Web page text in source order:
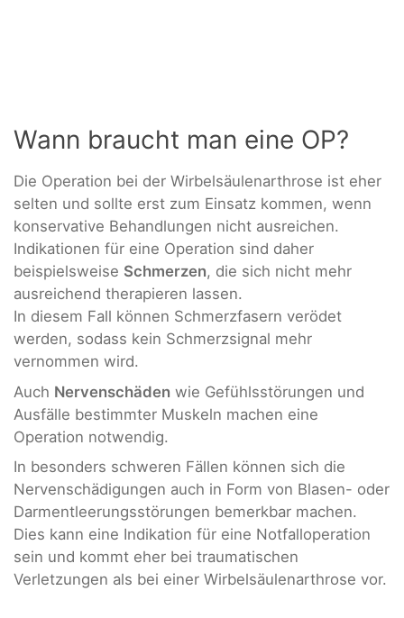
Wann braucht man eine OP?
Die Operation bei der Wirbelsäulenarthrose ist eher
selten und sollte erst zum Einsatz kommen, wenn
konservative Behandlungen nicht ausreichen.
Indikationen für eine Operation sind daher
beispielsweise Schmerzen, die sich nicht mehr
ausreichend therapieren lassen.
In diesem Fall können Schmerzfasern verödet
werden, sodass kein Schmerzsignal mehr
vernommen wird.
Auch Nervenschäden wie Gefühlsstörungen und
Ausfälle bestimmter Muskeln machen eine
Operation notwendig.
In besonders schweren Fällen können sich die
Nervenschädigungen auch in Form von Blasen- oder
Darmentleerungsstörungen bemerkbar machen.
Dies kann eine Indikation für eine Notfalloperation
sein und kommt eher bei traumatischen
Verletzungen als bei einer Wirbelsäulenarthrose vor.